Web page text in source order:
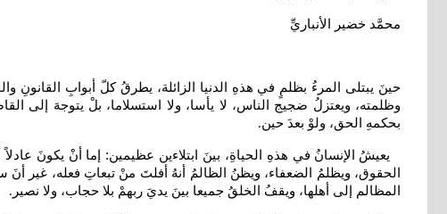
محمَّد خضير الأنباريِّ
حينَ يبتلى المرءُ بظلمٍ في هذهِ الدنيا الزائلة، يطرقُ كلّ أبوابِ القانونِ
وظلمته، ويعتزلُ ضجيج الناس، لا يأسا، ولا استسلاما، بلْ يتوجهَ إلى
بحكمهِ الحق، ولوْ بعدَ حين.
يعيشُ الإنسانُ في هذهِ الحياةِ، بينَ ابتلاءين عظيمين: إما أنْ يكونَ
الحقوق، ويظلمُ الضعفاء، ويظنُ الظالمُ أنهُ أفلتَ منْ تبعاتِ فعله، غير أنَ
المظالم إلى أهلها، ويقفُ الخلقُ جميعا بينَ يديَ ربهمْ بلا حجاب، ولا نصير .